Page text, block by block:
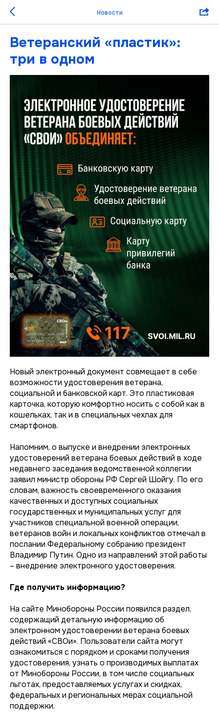
Новости
Ветеранский «пластик»:
три в одном
Новый электронный документ совмещает в себе
возможности удостоверения ветерана,
социальной и банковской карт. Это пластиковая
карточка, которую комфортно носить с собой как в
кошельках, так и в специальных чехлах для
смартфонов.
Напомним, о выпуске и внедрении электронных
удостоверений ветерана боевых действий в ходе
недавнего заседания ведомственной коллегии
заявил министр обороны РФ Сергей Шойгу. По его
словам, важность своевременного оказания
качественных и доступных социальных
государственных и муниципальных услуг для
участников специальной военной операции,
ветеранов войн и локальных конфликтов отмечал в
послании Федеральному собранию президент
Владимир Путин. Одно из направлений этой работы
– внедрение электронного удостоверения.
Где получить информацию?
На сайте Минобороны России появился раздел,
содержащий детальную информацию об
электронном удостоверении ветерана боевых
действий «СВОи». Пользователи сайта могут
ознакомиться с порядком и сроками получения
удостоверения, узнать о производимых выплатах
от Минобороны России, в том числе социальных
льготах, предоставляемых услугах и скидках,
федеральных и региональных мерах социальной
поддержки.